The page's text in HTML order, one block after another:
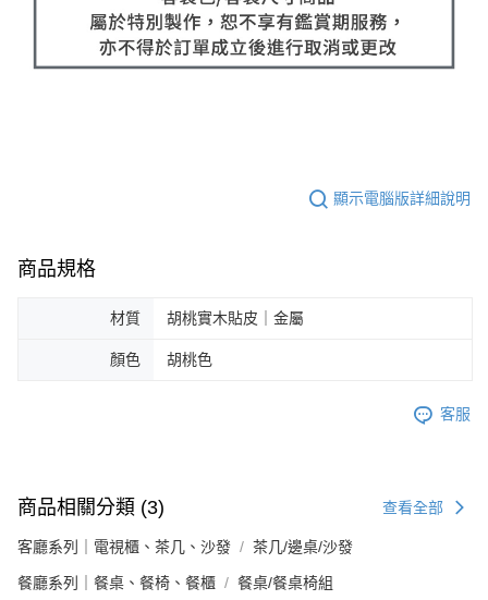
顯示電腦版詳細說明
商品規格
材質 胡桃實木貼皮｜金屬
顏色 胡桃色
客服
商品相關分類 (3) 查看全部
客廳系列｜電視櫃、茶几、沙發 茶几/邊桌/沙發
餐廳系列｜餐桌、餐椅、餐櫃 餐桌/餐桌椅組